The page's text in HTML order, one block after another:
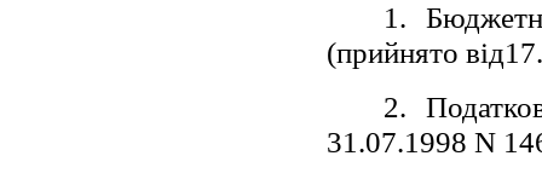
1.
(прийнято
2.
31.07.1998 N